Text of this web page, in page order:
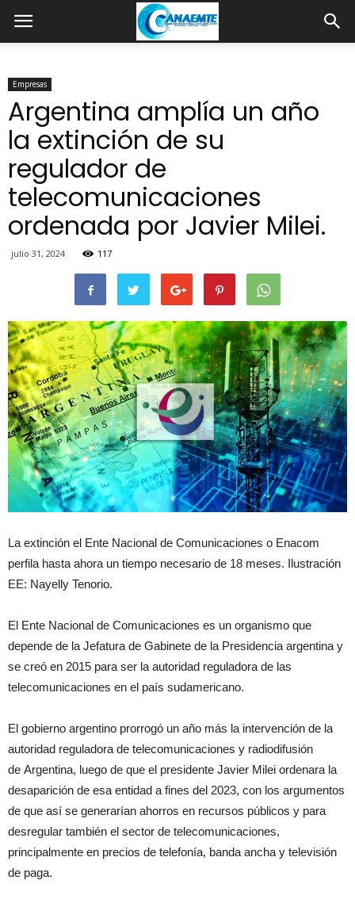
Empresas
Argentina amplía un año
la extinción de su
regulador de
telecomunicaciones
ordenada por Javier Milei.
julio 31, 2024 117
La extinción el Ente Nacional de Comunicaciones o Enacom
perfila hasta ahora un tiempo necesario de 18 meses. Ilustración
EE: Nayelly Tenorio.
El Ente Nacional de Comunicaciones es un organismo que
depende de la Jefatura de Gabinete de la Presidencia argentina y
se creó en 2015 para ser la autoridad reguladora de las
telecomunicaciones en el país sudamericano.
El gobierno argentino prorrogó un año más la intervención de la
autoridad reguladora de telecomunicaciones y radiodifusión
de Argentina, luego de que el presidente Javier Milei ordenara la
desaparición de esa entidad a fines del 2023, con los argumentos
de que así se generarían ahorros en recursos públicos y para
desregular también el sector de telecomunicaciones,
principalmente en precios de telefonía, banda ancha y televisión
de paga.